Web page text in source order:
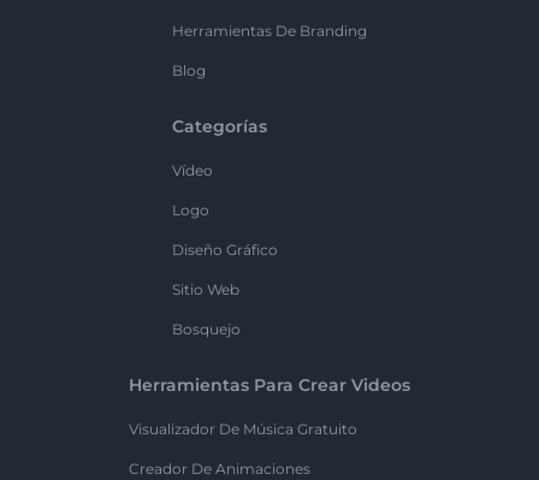
Herramientas De Branding
Blog
Categorías
Vídeo
Logo
Diseño Gráfico
Sitio Web
Bosquejo
Herramientas Para Crear Videos
Visualizador De Música Gratuito
Creador De Animaciones